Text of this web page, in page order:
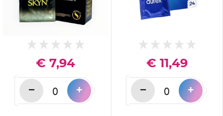
€ 7,94
− +
€ 11,49
− +